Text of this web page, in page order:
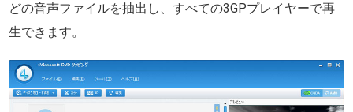
どの音声ファイルを抽出し、すべての3GPプレイヤーで再
生できます。